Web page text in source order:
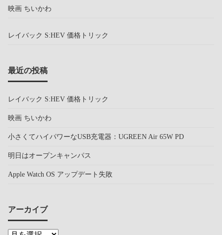
映画 ちいかわ
レイバック S:HEV 価格トリック
最近の投稿
レイバック S:HEV 価格トリック
映画 ちいかわ
小さくてハイパワーなUSB充電器：UGREEN Air 65W PD
明日はオープンキャンパス
Apple Watch OS アップデート失敗
アーカイブ